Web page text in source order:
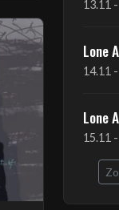
14.11
Lone
15.11